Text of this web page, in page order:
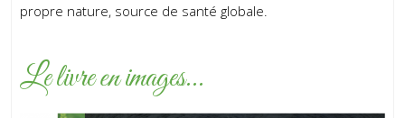
propre nature, source de santé globale.
Le livre en images...